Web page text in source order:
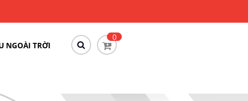
NGOÀI TRỜI
0